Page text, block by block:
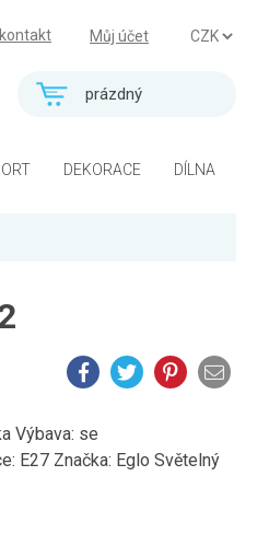
Můj účet
prázdný
DEKORACE DÍLNA
Výbava: se
E27 Značka: Eglo Světelný